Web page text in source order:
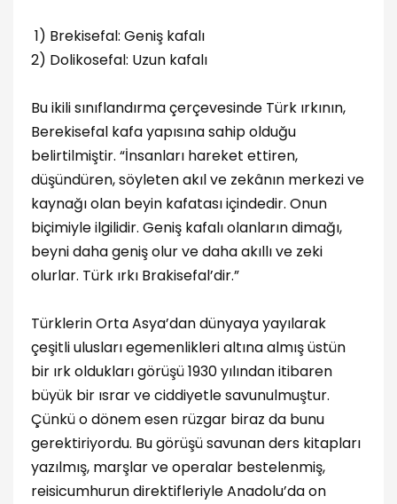
1) Brekisefal: Geniş kafalı
2) Dolikosefal: Uzun kafalı
Bu ikili sınıflandırma çerçevesinde Türk ırkının,
Berekisefal kafa yapısına sahip olduğu
belirtilmiştir. “İnsanları hareket ettiren,
düşündüren, söyleten akıl ve zekânın merkezi ve
kaynağı olan beyin kafatası içindedir. Onun
biçimiyle ilgilidir. Geniş kafalı olanların dimağı,
beyni daha geniş olur ve daha akıllı ve zeki
olurlar. Türk ırkı Brakisefal’dir.”
Türklerin Orta Asya’dan dünyaya yayılarak
çeşitli ulusları egemenlikleri altına almış üstün
bir ırk oldukları görüşü 1930 yılından itibaren
büyük bir ısrar ve ciddiyetle savunulmuştur.
Çünkü o dönem esen rüzgar biraz da bunu
gerektiriyordu. Bu görüşü savunan ders kitapları
yazılmış, marşlar ve operalar bestelenmiş,
reisicumhurun direktifleriyle Anadolu’da on